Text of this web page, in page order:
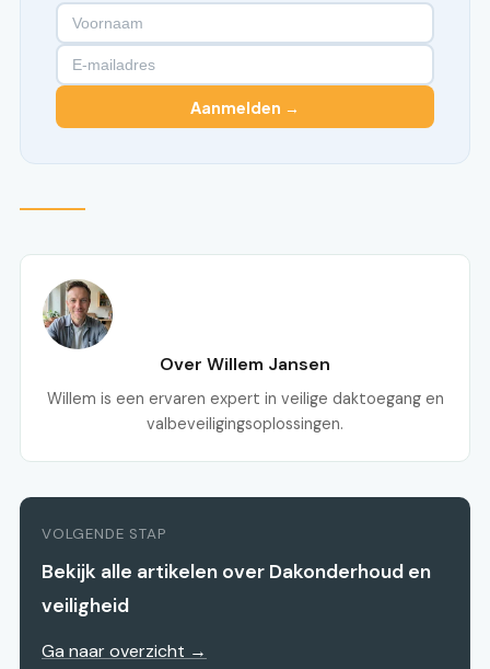
Aanmelden →
Over Willem Jansen
Willem is een ervaren expert in veilige daktoegang en
valbeveiligingsoplossingen.
VOLGENDE STAP
Bekijk alle artikelen over Dakonderhoud en
veiligheid
Ga naar overzicht →